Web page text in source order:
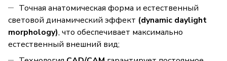
Точная анатомическая форма и естественный
световой динамический эффект (dynamic daylight
morphology), что обеспечивает максимально
естественный внешний вид;